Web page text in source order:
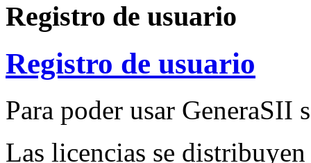
Registro de usuario
Registro de usuario
Para poder usar GeneraSII
Las licencias se